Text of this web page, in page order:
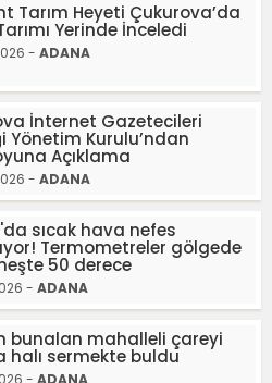
Tarım Heyeti Çukurova’da
Yerinde İnceledi
- ADANA
İnternet Gazetecileri
Yönetim Kurulu’ndan
Açıklama
- ADANA
sıcak hava nefes
Termometreler gölgede
50 derece
- ADANA
bunalan mahalleli çareyi
halı sermekte buldu
- ADANA